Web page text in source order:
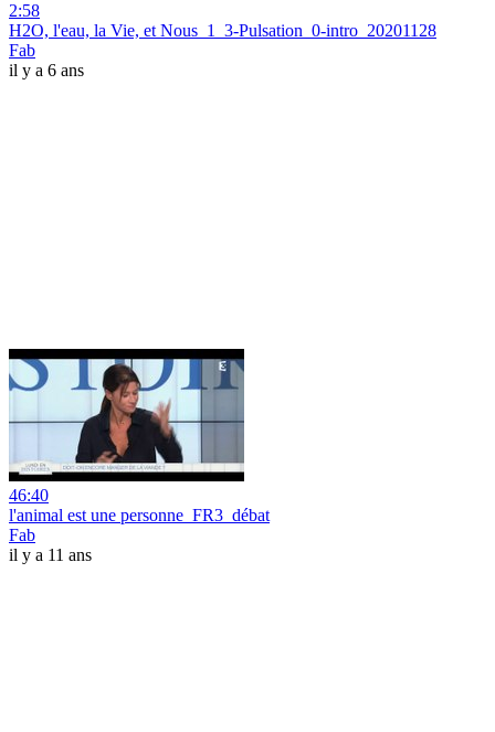
2:58
H2O, l'eau, la Vie, et Nous_1_3-Pulsation_0-intro_20201128
Fab
il y a 6 ans
46:40
l'animal est une personne_FR3_débat
Fab
il y a 11 ans